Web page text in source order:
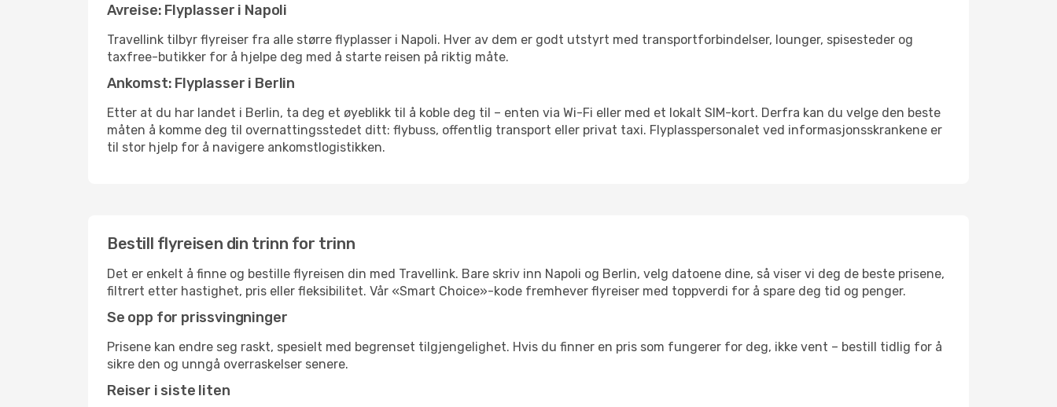
Avreise: Flyplasser i Napoli
Travellink tilbyr flyreiser fra alle større flyplasser i Napoli. Hver av dem er godt utstyrt med transportforbindelser, lounger, spisesteder og
taxfree-butikker for å hjelpe deg med å starte reisen på riktig måte.
Ankomst: Flyplasser i Berlin
Etter at du har landet i Berlin, ta deg et øyeblikk til å koble deg til – enten via Wi-Fi eller med et lokalt SIM-kort. Derfra kan du velge den beste
måten å komme deg til overnattingsstedet ditt: flybuss, offentlig transport eller privat taxi. Flyplasspersonalet ved informasjonsskrankene er
til stor hjelp for å navigere ankomstlogistikken.
Bestill flyreisen din trinn for trinn
Det er enkelt å finne og bestille flyreisen din med Travellink. Bare skriv inn Napoli og Berlin, velg datoene dine, så viser vi deg de beste prisene,
filtrert etter hastighet, pris eller fleksibilitet. Vår «Smart Choice»-kode fremhever flyreiser med toppverdi for å spare deg tid og penger.
Se opp for prissvingninger
Prisene kan endre seg raskt, spesielt med begrenset tilgjengelighet. Hvis du finner en pris som fungerer for deg, ikke vent – bestill tidlig for å
sikre den og unngå overraskelser senere.
Reiser i siste liten